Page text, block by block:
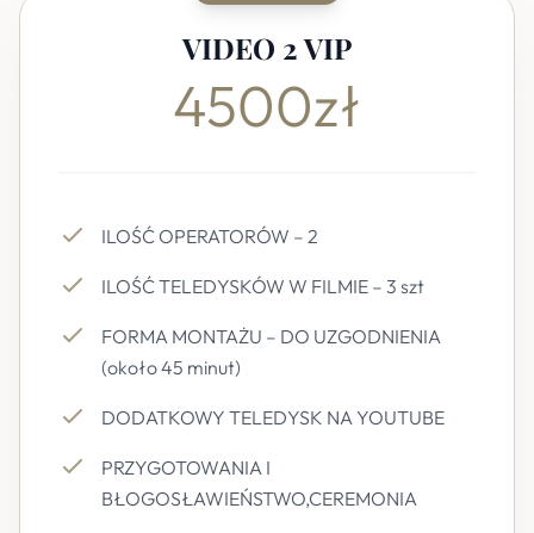
VIDEO 2 VIP
4500zł
ILOŚĆ OPERATORÓW – 2
ILOŚĆ TELEDYSKÓW W FILMIE – 3 szt
FORMA MONTAŻU – DO UZGODNIENIA
(około 45 minut)
DODATKOWY TELEDYSK NA YOUTUBE
PRZYGOTOWANIA I
BŁOGOSŁAWIEŃSTWO,CEREMONIA